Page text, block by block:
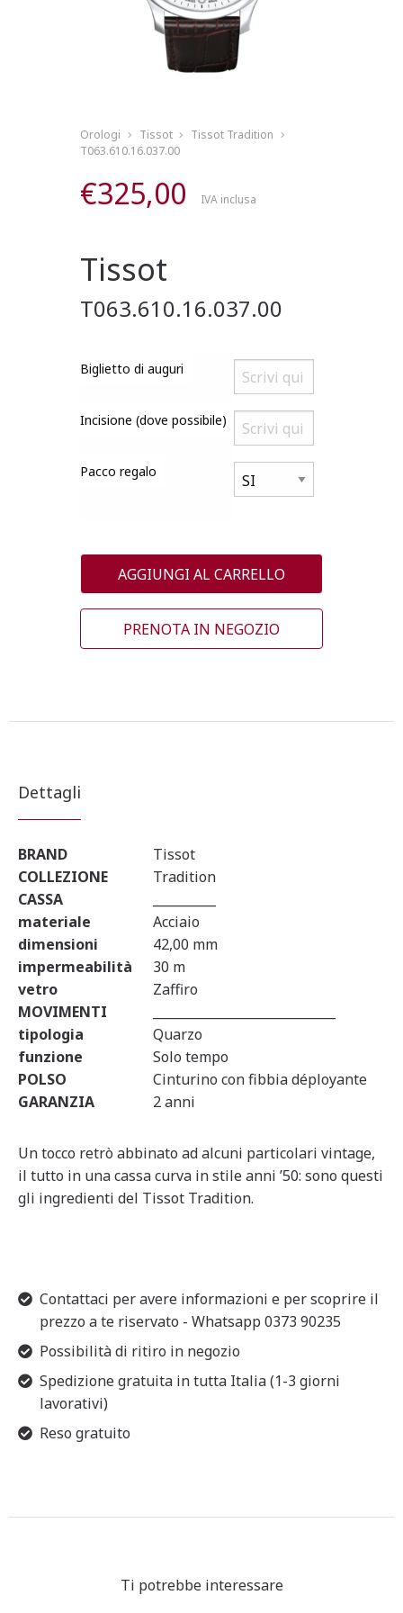
Orologi Tissot
Tissot Tradition
T063.610.16.037.00
€325,00 IVA inclusa
Tissot
T063.610.16.037.00
Biglietto di auguri
Incisione (dove possibile)
Pacco regalo
AGGIUNGI AL CARRELLO
PRENOTA IN NEGOZIO
Dettagli
BRAND
Tissot
COLLEZIONE
Tradition
CASSA
materiale
Acciaio
dimensioni
42,00 mm
impermeabilità
30 m
vetro
Zaffiro
MOVIMENTI
tipologia
Quarzo
funzione
Solo tempo
POLSO
Cinturino con fibbia déployante
GARANZIA
2 anni
Un tocco retrò abbinato ad alcuni particolari vintage,
il tutto in una cassa curva in stile anni ’50: sono questi
gli ingredienti del Tissot Tradition.
Contattaci per avere informazioni e per scoprire il
prezzo a te riservato - Whatsapp 0373 90235
Possibilità di ritiro in negozio
Spedizione gratuita in tutta Italia (1-3 giorni
lavorativi)
Reso gratuito
Ti potrebbe interessare